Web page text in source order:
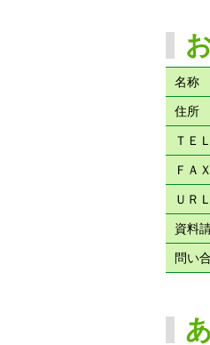
名称
住所
ＴＥＬ
ＦＡＸ
ＵＲＬ
資料
問い